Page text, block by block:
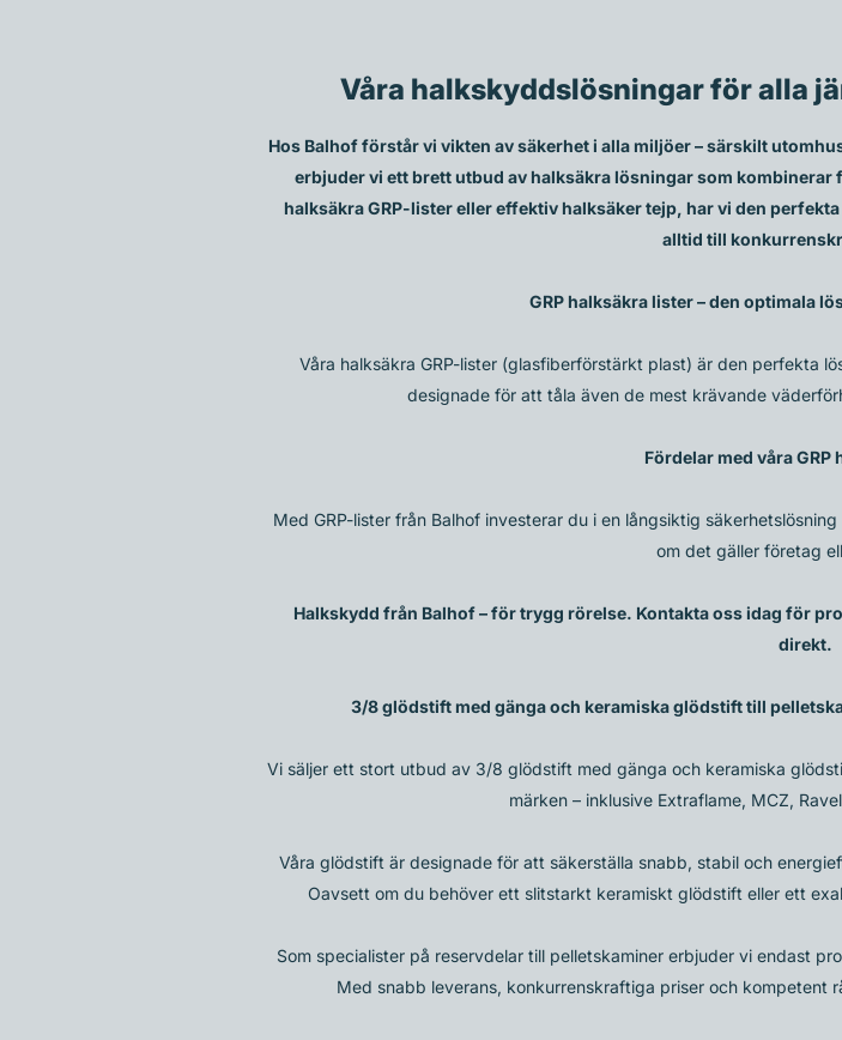
Våra halkskyddslösningar för alla
Hos Balhof förstår vi vikten av säkerhet i alla miljöer – särskilt
erbjuder vi ett brett utbud av halksäkra lösningar som
halksäkra GRP-lister eller effektiv halksäker tejp, har vi den
alltid till
GRP halksäkra lister – den optimala
Våra halksäkra GRP-lister (glasfiberförstärkt plast) är den perfekta
designade för att tåla även de mest krävande
Fördelar med våra GRP
Med GRP-lister från Balhof investerar du i en långsiktig
om det gäller företag
Halkskydd från Balhof – för trygg rörelse. Kontakta oss idag för
direkt.
3/8 glödstift med gänga och keramiska glödstift till
Vi säljer ett stort utbud av 3/8 glödstift med gänga och keramiska
märken – inklusive Extraflame, MCZ,
Våra glödstift är designade för att säkerställa snabb, stabil och
Oavsett om du behöver ett slitstarkt keramiskt glödstift eller ett
Som specialister på reservdelar till pelletskaminer erbjuder vi endast
Med snabb leverans, konkurrenskraftiga priser och kompetent